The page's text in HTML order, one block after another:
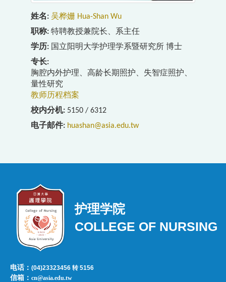
姓名
吴桦姗 Hua-Shan Wu
职称 特聘教授兼院长、系主任
学历
国立阳明大学护理学系暨研究所 博士
专长
胸腔内外护理、高龄长期照护、失智症照护、
量性研究
教师历程档案
校内分机 5150 / 6312
电子邮件 huashan@asia.edu.tw
护理学院
COLLEGE OF NURSING
电话：(04)23323456 转 5156
信箱：cn@asia.edu.tw